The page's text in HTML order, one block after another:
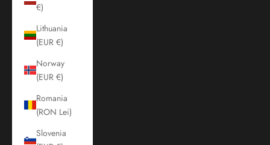
€)
Lithuania
(EUR €)
Norway
(EUR €)
Romania
(RON Lei)
Slovenia